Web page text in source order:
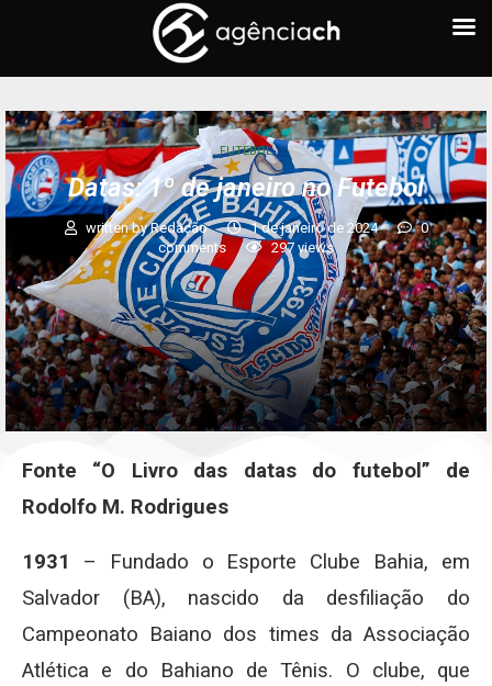
FUTEBOL
Datas: 1º de janeiro no Futebol
written byRedação 1 de janeiro de 2024
0
comments
297 views
Fonte “O Livro das datas do futebol” de
Rodolfo M. Rodrigues
1931 – Fundado o Esporte Clube Bahia, em
Salvador (BA), nascido da desfiliação do
Campeonato Baiano dos times da Associação
Atlética e do Bahiano de Tênis. O clube, que